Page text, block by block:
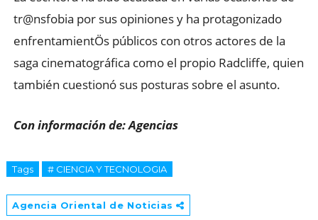
tr@nsfobia por sus opiniones y ha protagonizado
enfrentamientÖs públicos con otros actores de la
saga cinematográfica como el propio Radcliffe, quien
también cuestionó sus posturas sobre el asunto.
Con información de: Agencias
Tags # CIENCIA Y TECNOLOGIA
Agencia Oriental de Noticias